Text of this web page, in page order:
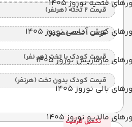
فتحیه نوروز 1405
کوش آداسی نوروز 1405
مارماریس نوروز 1405
بالی نوروز 1405
مالدیو نوروز 1405
قیمت 2 تخته (هرنفر)
قیمت 1 تخته (هرنفر)
قیمت کودک با تخت (هر نفر)
قیمت کودک بدون تخت (هرنفر)
تکمیل ظرفیت